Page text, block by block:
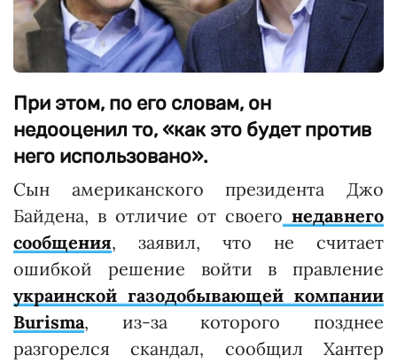
При этом, по его словам, он
недооценил то, «как это будет против
него использовано».
Сын американского президента Джо
Байдена, в отличие от своего недавнего
сообщения, заявил, что не считает
ошибкой решение войти в правление
украинской газодобывающей компании
Burisma, из-за которого позднее
разгорелся скандал, сообщил Хантер